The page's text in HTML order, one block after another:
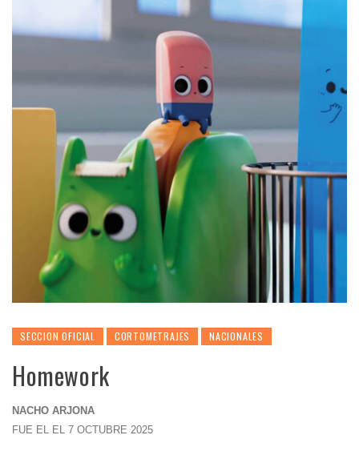
SECCION OFICIAL CORTOMETRAJES NACIONALES
Homework
NACHO ARJONA
FUE EL EL 7 OCTUBRE 2025